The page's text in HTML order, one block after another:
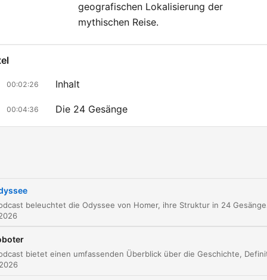
geografischen Lokalisierung der
mythischen Reise.
00:02:26 Inhalt
00:04:36 Die 24 Gesänge
00:11:50 Sirenen, Scylla und Charybdis
00:13:58 Die Lügengeschichten des Odysseus